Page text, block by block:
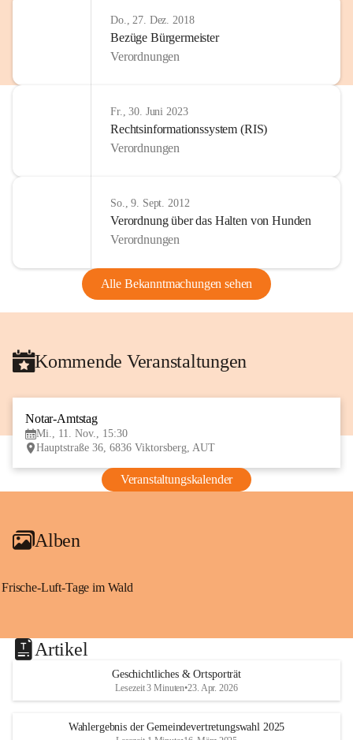
Do., 27. Dez. 2018
Bezüge Bürgermeister
Verordnungen
Fr., 30. Juni 2023
Rechtsinformationssystem (RIS)
Verordnungen
So., 9. Sept. 2012
Verordnung über das Halten von Hunden
Verordnungen
Alle Bekanntmachungen sehen
Kommende Veranstaltungen
Notar-Amtstag
Mi., 11. Nov., 15:30
Hauptstraße 36, 6836 Viktorsberg, AUT
Veranstaltungskalender
Alben
Frische-Luft-Tage im Wald
Artikel
Geschichtliches & Ortsporträt
Lesezeit 3 Minuten•23. Apr. 2026
Wahlergebnis der Gemeindevertretungswahl 2025